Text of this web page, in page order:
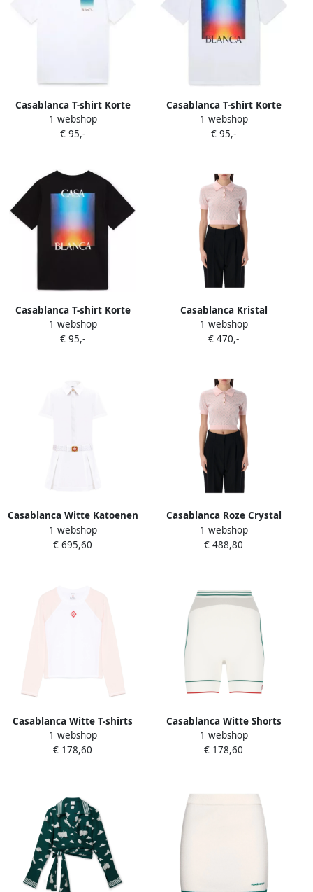
Casablanca T-shirt Korte
Mouw GRADIENT CASA
LOGO WHITE
1 webshop
€ 95,-
Casablanca T-shirt Korte
Mouw GRADIENT STACKED
LOGO T-SHIRT WHITE
1 webshop
€ 95,-
Casablanca T-shirt Korte
Mouw GRADIENT STACKED
LOGO TSHIRT BLACK
1 webshop
€ 95,-
Casablanca Kristal
Monogram Polo Shirt Pink
Dames
1 webshop
€ 470,-
Casablanca Witte Katoenen
Mini Jurk met Afneembare
Riem White Dames
1 webshop
€ 695,60
Casablanca Roze Crystal
Monogram Gebreide
Poloshirt Pink Dames
1 webshop
€ 488,80
Casablanca Witte T-shirts
en Polos met Logo White
Dames
1 webshop
€ 178,60
Casablanca Witte Shorts
met Contrasterende
Kleurbanden White Dames
1 webshop
€ 178,60